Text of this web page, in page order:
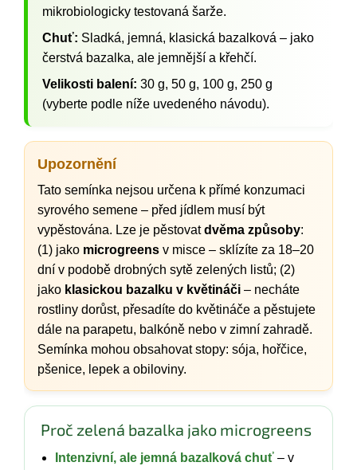
mikrobiologicky testovaná šarže.
Chuť: Sladká, jemná, klasická bazalková – jako
čerstvá bazalka, ale jemnější a křehčí.
Velikosti balení: 30 g, 50 g, 100 g, 250 g
(vyberte podle níže uvedeného návodu).
Upozornění
Tato semínka nejsou určena k přímé konzumaci
syrového semene – před jídlem musí být
vypěstována. Lze je pěstovatdvěma způsoby:
(1) jako microgreens v misce – sklízíte za 18–20
dní v podobě drobných sytě zelených listů; (2)
jako klasickou bazalku v květináči – necháte
rostliny dorůst, přesadíte do květináče a pěstujete
dále na parapetu, balkóně nebo v zimní zahradě.
Semínka mohou obsahovat stopy: sója, hořčice,
pšenice, lepek a obiloviny.
Proč zelená bazalka jako microgreens
Intenzivní, ale jemná bazalková chuť – v